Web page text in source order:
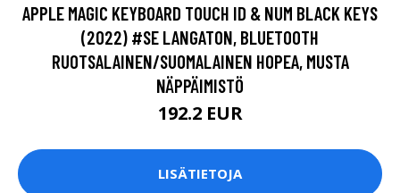
APPLE MAGIC KEYBOARD TOUCH ID & NUM BLACK KEYS
(2022) #SE LANGATON, BLUETOOTH
RUOTSALAINEN/SUOMALAINEN HOPEA, MUSTA
NÄPPÄIMISTÖ
192.2 EUR
LISÄTIETOJA